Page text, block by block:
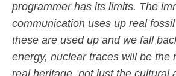
programmer has its limits. The
communication uses up real
these are used up and we fall
energy, nuclear traces will be the